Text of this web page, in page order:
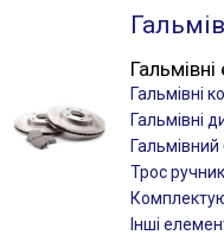
Гальмівні
Гальмівні
Трос
Інші